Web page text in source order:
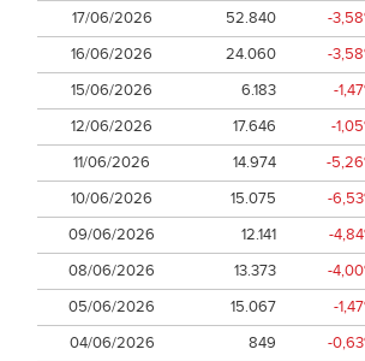
17/06/2026
52.840 -
16/06/2026
24.060 -
15/06/2026
6.183 -
12/06/2026
17.646 -
11/06/2026
14.974 -
10/06/2026
15.075 -
09/06/2026
12.141 -
08/06/2026
13.373 -
05/06/2026
15.067 -
04/06/2026
849 -